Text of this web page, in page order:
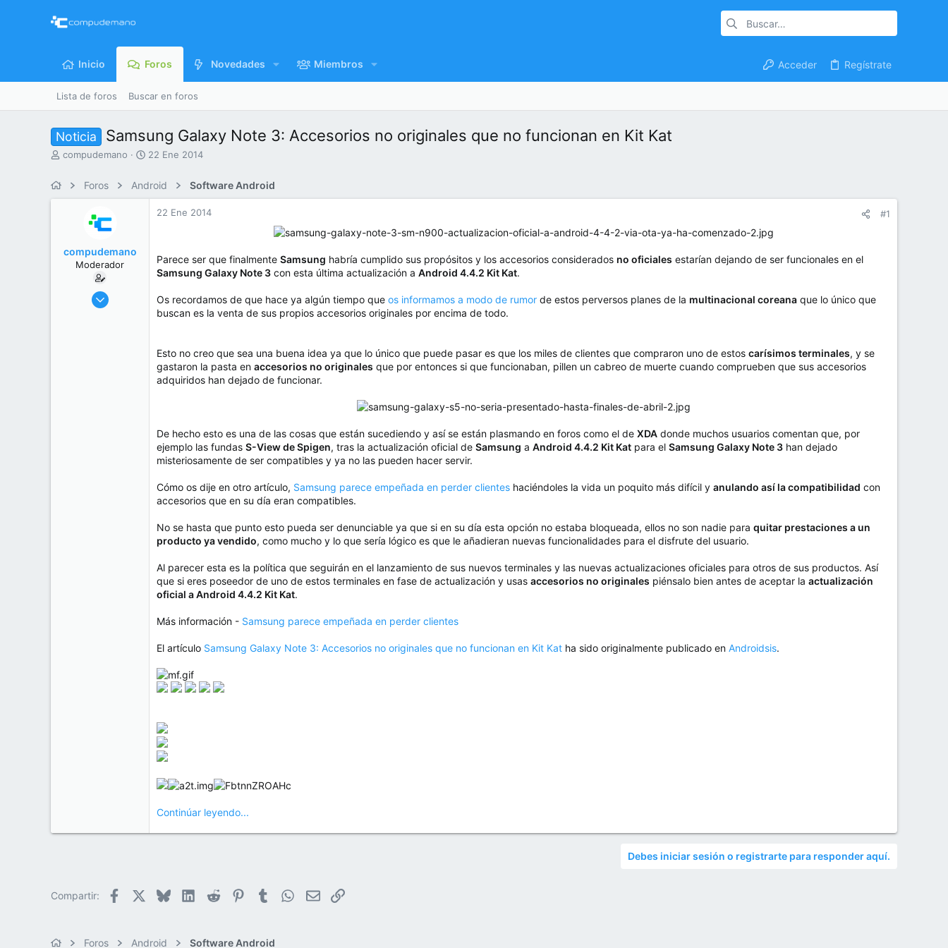
Inicio Foros Novedades Miembros Acceder Regístrate
Lista de foros Buscar en foros
Noticia Samsung Galaxy Note 3: Accesorios no originales que no funcionan en Kit Kat
I
r
compudemano
F
c
h
22 Ene 2014
Foros Android Software Android
compudemano
Moderador
26 Jul 2013
22 Ene 2014 #1
Parece ser que finalmente Samsung habría cumplido sus propósitos y los accesorios considerados no oficiales estarían dejando de ser funcionales en el
Samsung Galaxy Note 3 con esta última actualización a Android 4.4.2 Kit Kat.
Os recordamos de que hace ya algún tiempo que os informamos a modo de rumor de estos perversos planes de la multinacional coreana que lo único que
buscan es la venta de sus propios accesorios originales por encima de todo.
Esto no creo que sea una buena idea ya que lo único que puede pasar es que los miles de clientes que compraron uno de estos carísimos terminales, y se
gastaron la pasta en accesorios no originales que por entonces si que funcionaban, pillen un cabreo de muerte cuando comprueben que sus accesorios
adquiridos han dejado de funcionar.
De hecho esto es una de las cosas que están sucediendo y así se están plasmando en foros como el de XDA donde muchos usuarios comentan que, por
ejemplo las fundas S-View de Spigen, tras la actualización oficial de Samsung a Android 4.4.2 Kit Kat para el Samsung Galaxy Note 3 han dejado
misteriosamente de ser compatibles y ya no las pueden hacer servir.
Cómo os dije en otro artículo, Samsung parece empeñada en perder clientes haciéndoles la vida un poquito más difícil y anulando así la compatibilidad con
accesorios que en su día eran compatibles.
No se hasta que punto esto pueda ser denunciable ya que si en su día esta opción no estaba bloqueada, ellos no son nadie para quitar prestaciones a un
producto ya vendido, como mucho y lo que sería lógico es que le añadieran nuevas funcionalidades para el disfrute del usuario.
Al parecer esta es la política que seguirán en el lanzamiento de sus nuevos terminales y las nuevas actualizaciones oficiales para otros de sus productos. Así
que si eres poseedor de uno de estos terminales en fase de actualización y usas accesorios no originales piénsalo bien antes de aceptar la actualización
oficial a Android 4.4.2 Kit Kat.
Más información - Samsung parece empeñada en perder clientes
El artículo Samsung Galaxy Note 3: Accesorios no originales que no funcionan en Kit Kat ha sido originalmente publicado en Androidsis.
Continúar leyendo...
Debes iniciar sesión o registrarte para responder aquí.
Compartir: Facebook BlueskyLinkedIn
Reddit PinterestTumblr WhatsApp
EmailEnlace
Foros Android Software Android